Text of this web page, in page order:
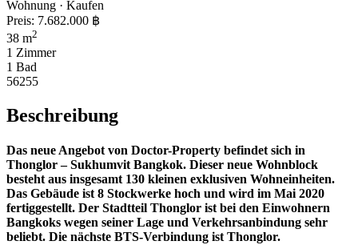
Wohnung · Kaufen
Preis: 7.682.000 ฿
38 m2
1 Zimmer
1 Bad
56255
Beschreibung
Das neue Angebot von Doctor-Property befindet sich in
Thonglor – Sukhumvit Bangkok. Dieser neue Wohnblock
besteht aus insgesamt 130 kleinen exklusiven Wohneinheiten.
Das Gebäude ist 8 Stockwerke hoch und wird im Mai 2020
fertiggestellt. Der Stadtteil Thonglor ist bei den Einwohnern
Bangkoks wegen seiner Lage und Verkehrsanbindung sehr
beliebt. Die nächste BTS-Verbindung ist Thonglor.